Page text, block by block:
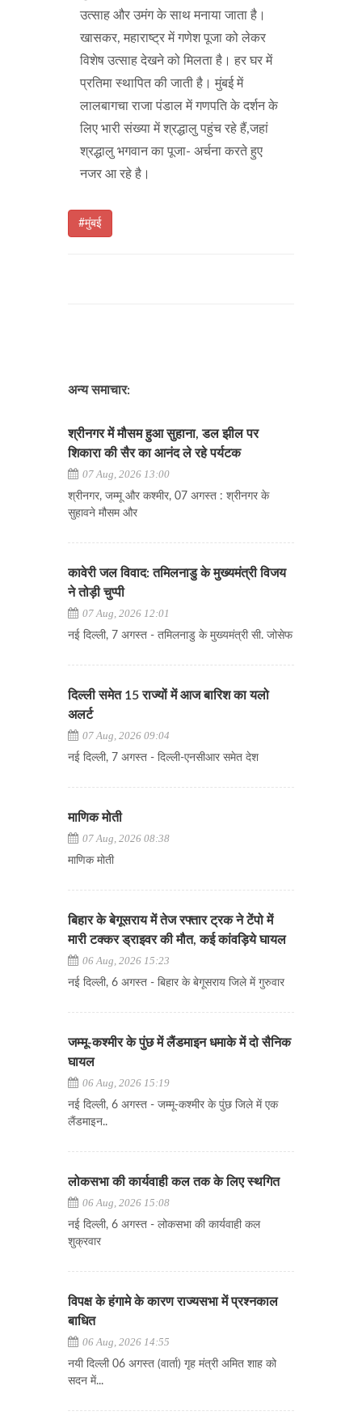
उत्साह और उमंग के साथ मनाया जाता है।
खासकर, महाराष्ट्र में गणेश पूजा को लेकर
विशेष उत्साह देखने को मिलता है। हर घर में
प्रतिमा स्थापित की जाती है। मुंबई में
लालबागचा राजा पंडाल में गणपति के दर्शन के
लिए भारी संख्या में श्रद्धालु पहुंच रहे हैं,जहां
श्रद्धालु भगवान का पूजा- अर्चना करते हुए
नजर आ रहे है।
#मुंबई
अन्य समाचार:
श्रीनगर में मौसम हुआ सुहाना, डल झील पर
शिकारा की सैर का आनंद ले रहे पर्यटक
07 Aug, 2026 13:00
श्रीनगर, जम्मू और कश्मीर, 07 अगस्त : श्रीनगर के
सुहावने मौसम और
कावेरी जल विवाद: तमिलनाडु के मुख्यमंत्री विजय
ने तोड़ी चुप्पी
07 Aug, 2026 12:01
नई दिल्ली, 7 अगस्त - तमिलनाडु के मुख्यमंत्री सी. जोसेफ
दिल्ली समेत 15 राज्यों में आज बारिश का यलो
अलर्ट
07 Aug, 2026 09:04
नई दिल्ली, 7 अगस्त - दिल्ली-एनसीआर समेत देश
माणिक मोती
07 Aug, 2026 08:38
माणिक मोती
बिहार के बेगूसराय में तेज रफ्तार ट्रक ने टेंपो में
मारी टक्कर ड्राइवर की मौत, कई कांवड़िये घायल
06 Aug, 2026 15:23
नई दिल्ली, 6 अगस्त - बिहार के बेगूसराय जिले में गुरुवार
जम्मू-कश्मीर के पुंछ में लैंडमाइन धमाके में दो सैनिक
घायल
06 Aug, 2026 15:19
नई दिल्ली, 6 अगस्त - जम्मू-कश्मीर के पुंछ जिले में एक
लैंडमाइन..
लोकसभा की कार्यवाही कल तक के लिए स्थगित
06 Aug, 2026 15:08
नई दिल्ली, 6 अगस्त - लोकसभा की कार्यवाही कल
शुक्रवार
विपक्ष के हंगामे के कारण राज्यसभा में प्रश्नकाल
बाधित
06 Aug, 2026 14:55
नयी दिल्ली 06 अगस्त (वार्ता) गृह मंत्री अमित शाह को
सदन में...